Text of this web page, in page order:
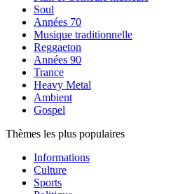
Soul
Années 70
Musique traditionnelle
Reggaeton
Années 90
Trance
Heavy Metal
Ambient
Gospel
Thèmes les plus populaires
Informations
Culture
Sports